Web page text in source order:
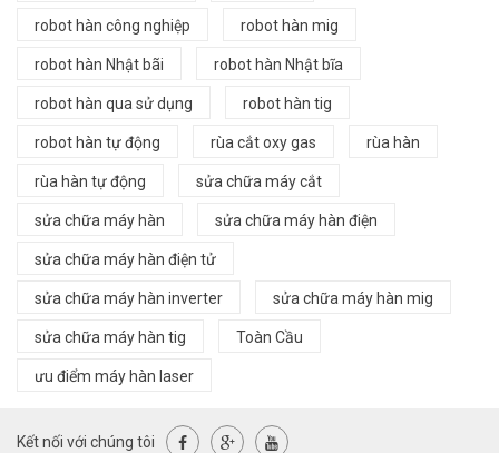
robot hàn công nghiệp robot hàn mig
robot hàn Nhật bãi robot hàn Nhật bĩa
robot hàn qua sử dụng robot hàn tig
robot hàn tự động rùa cắt oxy gas rùa hàn
rùa hàn tự động sửa chữa máy cắt
sửa chữa máy hàn sửa chữa máy hàn điện
sửa chữa máy hàn điện tử
sửa chữa máy hàn inverter sửa chữa máy hàn mig
sửa chữa máy hàn tig Toàn Cầu
ưu điểm máy hàn laser
Kết nối với chúng tôi